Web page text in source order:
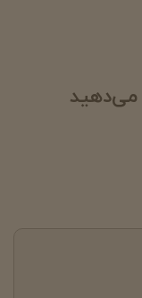
می‌دهید